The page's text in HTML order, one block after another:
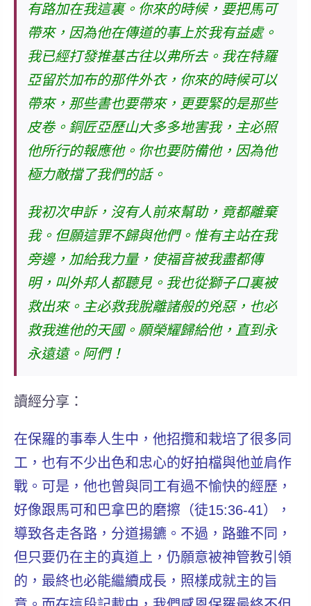
有路加在我這裏。你來的時候，要把馬可
帶來，因為他在傳道的事上於我有益處。
我已經打發推基古往以弗所去。我在特羅
亞留於加布的那件外衣，你來的時候可以
帶來，那些書也要帶來，更要緊的是那些
皮卷。銅匠亞歷山大多多地害我，主必照
他所行的報應他。你也要防備他，因為他
極力敵擋了我們的話。
我初次申訴，沒有人前來幫助，竟都離棄
我。但願這罪不歸與他們。 惟有主站在我
旁邊，加給我力量，使福音被我盡都傳
明，叫外邦人都聽見。我也從獅子口裏被
救出來。主必救我脫離諸般的兇惡，也必
救我進他的天國。願榮耀歸給他，直到永
永遠遠。阿們！
讀經分享：
在保羅的事奉人生中，他招攬和栽培了很多同
工，也有不少出色和忠心的好拍檔與他並肩作
戰。可是，他也曾與同工有過不愉快的經歷，
好像跟馬可和巴拿巴的磨擦（徒15:36-41），
導致各走各路，分道揚鑣。不過，路雖不同，
但只要仍在主的真道上，仍願意被神管教引領
的，最終也必能繼續成長，照樣成就主的旨